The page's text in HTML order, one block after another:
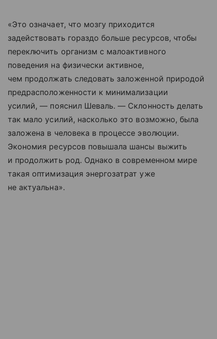
«Это означает, что мозгу приходится
задействовать гораздо больше ресурсов, чтобы
переключить организм с малоактивного
поведения на физически активное,
чем продолжать следовать заложенной природой
предрасположенности к минимализации
усилий, — пояснил Шеваль. — Склонность делать
так мало усилий, насколько это возможно, была
заложена в человека в процессе эволюции.
Экономия ресурсов повышала шансы выжить
и продолжить род. Однако в современном мире
такая оптимизация энергозатрат уже
не актуальна».